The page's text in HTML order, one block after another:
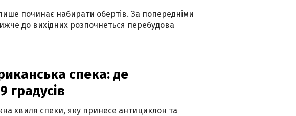
починає набирати обертів. За попередніми
до вихідних розпочнеться перебудова
спека: де
градусів
хвиля спеки, яку принесе антициклон та